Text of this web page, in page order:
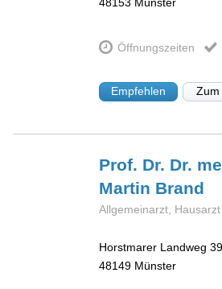
Öffnungszeiten
Empfehlen Zum
Prof. Dr. Dr.
Martin Brand
Allgemeinarzt, Hausarzt
Horstmarer Landweg 39
48149 Münster